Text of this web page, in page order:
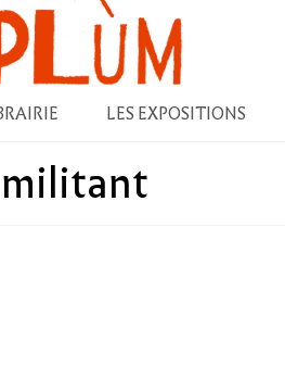
LES EXPOSITIONS
militant